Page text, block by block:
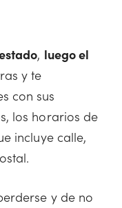
, luego el
y te
con sus
los horarios de
incluye calle,
y de no